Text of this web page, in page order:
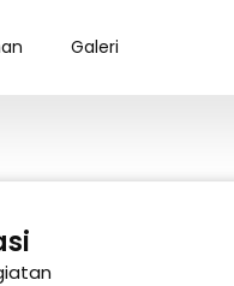
Galeri